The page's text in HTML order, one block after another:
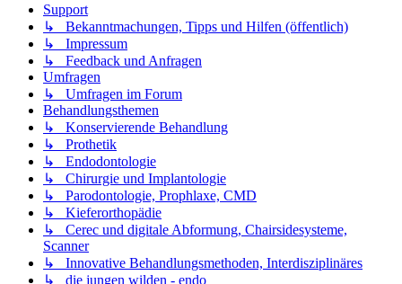
Support
↳ Bekanntmachungen, Tipps und Hilfen (öffentlich)
↳ Impressum
↳ Feedback und Anfragen
Umfragen
↳ Umfragen im Forum
Behandlungsthemen
↳ Konservierende Behandlung
↳ Prothetik
↳ Endodontologie
↳ Chirurgie und Implantologie
↳ Parodontologie, Prophlaxe, CMD
↳ Kieferorthopädie
↳ Cerec und digitale Abformung, Chairsidesysteme,
Scanner
↳ Innovative Behandlungsmethoden, Interdisziplinäres
↳ die jungen wilden - endo